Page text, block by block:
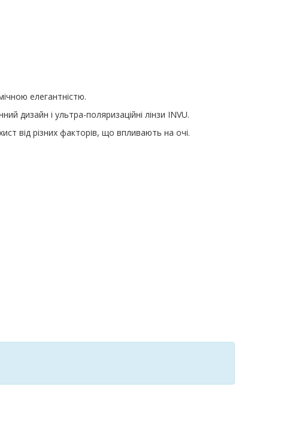
елегантністю.
дизайн і ультра-поляризаційні лінзи INVU.
від різних факторів, що впливають на очі.